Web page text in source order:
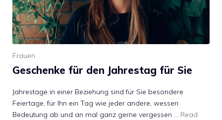
Frauen
Geschenke für den Jahrestag für Sie
Jahrestage in einer Beziehung sind für Sie besondere
Feiertage, für Ihn ein Tag wie jeder andere, wessen
Bedeutung ab und an mal ganz gerne vergessen … Read